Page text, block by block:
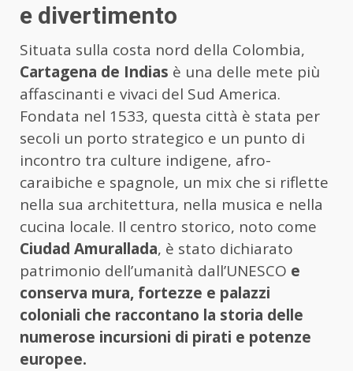
e divertimento
Situata sulla costa nord della Colombia,
Cartagena de Indias è una delle mete più
affascinanti e vivaci del Sud America.
Fondata nel 1533, questa città è stata per
secoli un porto strategico e un punto di
incontro tra culture indigene, afro-
caraibiche e spagnole, un mix che si riflette
nella sua architettura, nella musica e nella
cucina locale. Il centro storico, noto come
Ciudad Amurallada, è stato dichiarato
patrimonio dell’umanità dall’UNESCO e
conserva mura, fortezze e palazzi
coloniali che raccontano la storia delle
numerose incursioni di pirati e potenze
europee.